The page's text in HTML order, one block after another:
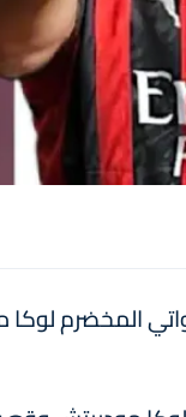
المخضرم